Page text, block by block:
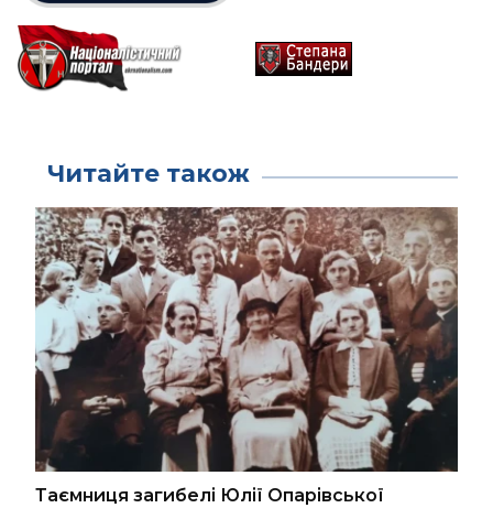
Читайте також
Таємниця загибелі Юлії Опарівської